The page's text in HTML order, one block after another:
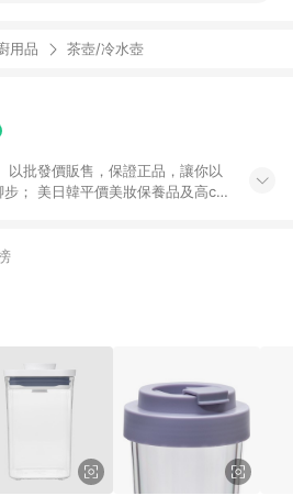
用品 茶壺/冷水壺
以批發價販售，保證正品，讓你以
； 美日韓平價美妝保養品及高cp
下單，將無法獲得點數回饋 4.
所有折讓金額，得最終之金額贈
幣，實際回饋金額需扣除所有折
。 例2：訂單總金額為500元，未
元折扣(折價券或全館滿額折)及60
運費及所有折讓金額，得最終金額
為199元，使用免運券折抵60元運
故運費仍視為折讓金額，實際回
終金額139元贈點。